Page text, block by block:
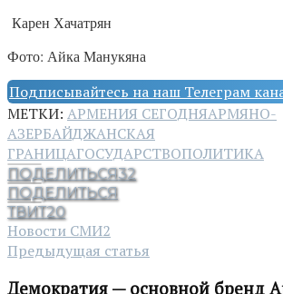
Карен Хачатрян
Фото: Айка Манукяна
Подписывайтесь на наш Телеграм
МЕТКИ: АРМЕНИЯ СЕГОДНЯАРМЯНО-
АЗЕРБАЙДЖАНСКАЯ
ГРАНИЦАГОСУДАРСТВОПОЛИТИКА
ПОДЕЛИТЬСЯ32
ПОДЕЛИТЬСЯ
ТВИТ20
Новости СМИ2
Предыдущая статья
Демократия — основной бренд